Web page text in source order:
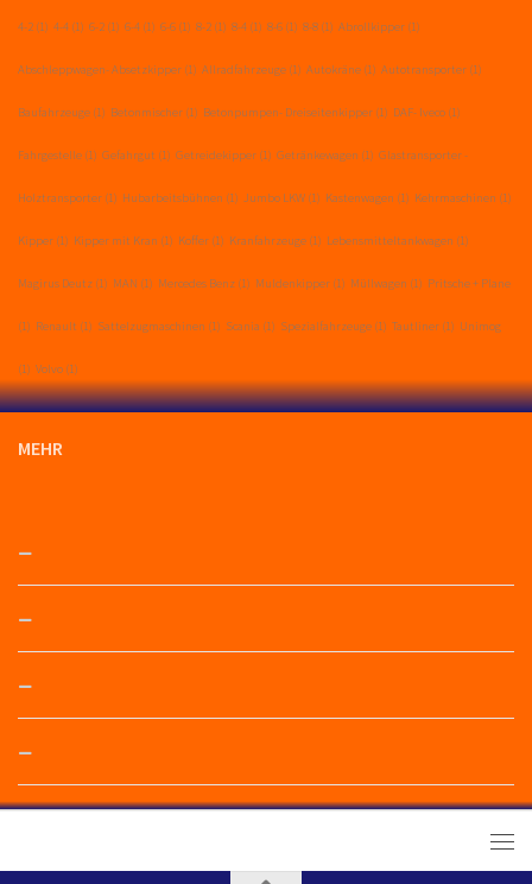
4-2 (1) 4-4 (1) 6-2 (1) 6-4 (1) 6-6 (1) 8-2 (1) 8-4 (1) 8-6 (1) 8-8 (1) Abrollkipper (1)
Abschleppwagen- Absetzkipper (1) Allradfahrzeuge (1) Autokräne (1) Autotransporter (1)
Baufahrzeuge (1) Betonmischer (1) Betonpumpen- Dreiseitenkipper (1) DAF- Iveco (1)
Fahrgestelle (1) Gefahrgut (1) Getreidekipper (1) Getränkewagen (1) Glastransporter -
Holztransporter (1) Hubarbeitsbühnen (1) Jumbo LKW (1) Kastenwagen (1) Kehrmaschinen (1)
Kipper (1) Kipper mit Kran (1) Koffer (1) Kranfahrzeuge (1) Lebensmitteltankwagen (1)
Magirus Deutz (1) MAN (1) Mercedes Benz (1) Muldenkipper (1) Müllwagen (1) Pritsche + Plane
(1) Renault (1) Sattelzugmaschinen (1) Scania (1) Spezialfahrzeuge (1) Tautliner (1) Unimog
(1) Volvo (1)
MEHR